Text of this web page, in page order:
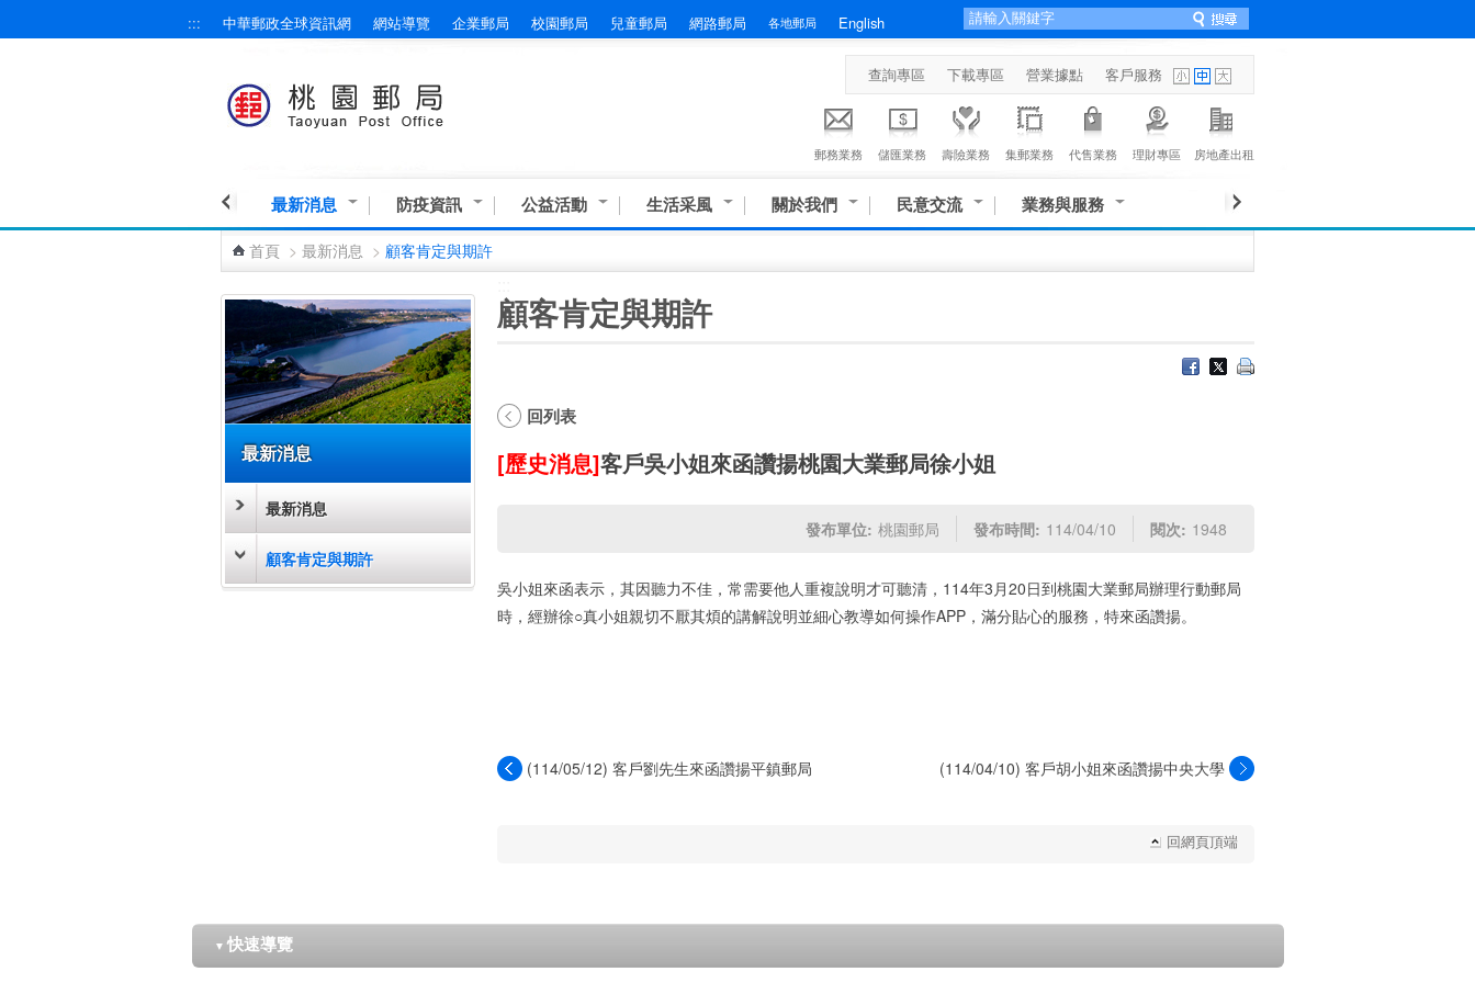
::: 中華郵政全球資訊網 網站導覽 企業郵局 校園郵局 兒童郵局 網路郵局 各地郵局 English
查詢專區 下載專區 營業據點 客戶服務
郵務業務 儲匯業務 壽險業務 集郵業務 代售業務 理財專區 房地產出租
最新消息 防疫資訊 公益活動 生活采風 關於我們 民意交流 業務與服務
首頁 > 最新消息 > 顧客肯定與期許
最新消息
最新消息
顧客肯定與期許
顧客肯定與期許
回列表
[歷史消息]客戶吳小姐來函讚揚桃園大業郵局徐小姐
發布單位: 桃園郵局 發布時間: 114/04/10 閱次: 1948
吳小姐來函表示，其因聽力不佳，常需要他人重複說明才可聽清，114年3月20日到桃園大業郵局辦理行動郵局
時，經辦徐○真小姐親切不厭其煩的講解說明並細心教導如何操作APP，滿分貼心的服務，特來函讚揚。
(114/05/12) 客戶劉先生來函讚揚平鎮郵局
(114/04/10) 客戶胡小姐來函讚揚中央大學
回網頁頂端
▼ 快速導覽